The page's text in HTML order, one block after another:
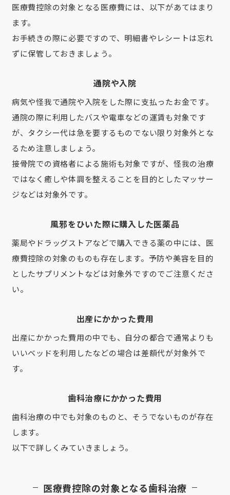
医療費控除の対象となる医療費には、以下があてはまり
ます。
お手続きの際に必要ですので、明細書やレシートは忘れ
ずに保管しておきましょう。
通院や入院
病気や怪我で通院や入院をした際に支払ったお金です。
通院の際に利用したバスや電車などの運賃も対象です
が、タクシー代は急を要するものでない限り対象外とな
るため注意しましょう。
接骨院での資格者による施術も対象ですが、怪我の治療
ではなく癒しや体調を整えることを目的としたマッサー
ジなどは対象外です。
風邪をひいた際に購入した医薬品
薬局やドラッグストアなどで購入できる薬の中には、医
療費控除の対象のものも存在します。予防や美容を目的
としたサプリメントなどは対象外ですのでご注意くださ
い。
出産にかかった費用
出産にかかった費用の中でも、自分の都合で通常よりも
いいベッドを利用したなどの場合は差額代が対象外で
す。
歯科治療にかかった費用
歯科治療の中でも対象のものと、そうでないものが存在
します。
以下で詳しくみていきましょう。
医療費控除の対象となる歯科治療